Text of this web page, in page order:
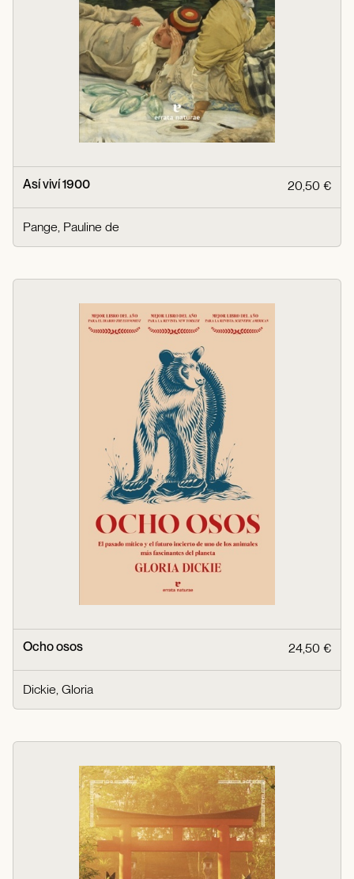
Así viví 1900 20,50 €
Pange, Pauline de
Ocho osos 24,50 €
Dickie, Gloria